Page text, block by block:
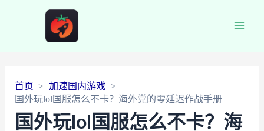
首页
加速国内游戏
国外玩lol国服怎么不卡？海外党的零延迟作战手册
国外玩lol国服怎么不卡？海